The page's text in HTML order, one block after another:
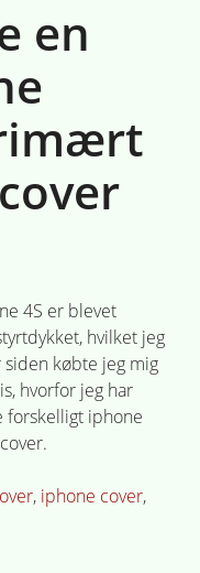
en
4S er blevet
hvilket jeg
siden købte jeg mig
hvorfor jeg har
forskelligt iphone
, iphone cover,